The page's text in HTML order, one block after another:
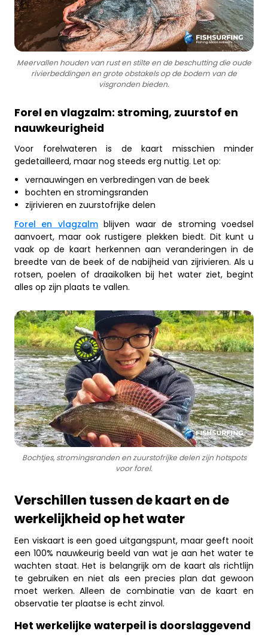
Meervallen houden van rust en stilte en de beschutting die oude
rivierbeddingen en grote obstakels op de bodem van de
visgronden bieden.
Forel en vlagzalm: stroming, zuurstof en
nauwkeurigheid
Voor forelwateren is de kaart misschien minder
gedetailleerd, maar nog steeds erg nuttig. Let op:
vernauwingen en verbredingen van de beek
bochten en stromingsranden
zijrivieren en zuurstofrijke delen
Forel en vlagzalmblijven waar de stroming voedsel
aanvoert, maar ook rustigere plekken biedt. Dit kunt u
vaak op de kaart herkennen aan veranderingen in de
breedte van de beek of de nabijheid van zijrivieren. Als u
rotsen, poelen of draaikolken bij het water ziet, begint
alles op zijn plaats te vallen.
Bochtjes, stromingsranden en zuurstofrijke delen zijn hotspots
voor forel.
Verschillen tussen de kaart en de
werkelijkheid op het water
Een viskaart is een goed uitgangspunt, maar geeft nooit
een 100% nauwkeurig beeld van wat je aan het water te
wachten staat. Het is belangrijk om de kaart als richtlijn
te gebruiken en niet als een precies plan dat gewoon
moet werken. Alleen de combinatie van de kaart en
observatie ter plaatse is echt zinvol.
Het werkelijke waterpeil is doorslaggevend